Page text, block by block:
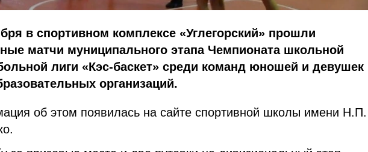
в спортивном комплексе «Углегорский» прошли
матчи муниципального этапа Чемпионата школьной
лиги «Кэс-баскет» среди команд юношей и девушек
организаций.
об этом появилась на сайте спортивной школы имени Н.П.